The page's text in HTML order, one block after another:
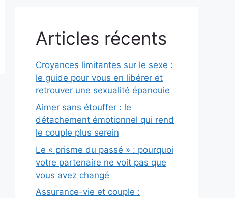
Articles récents
Croyances limitantes sur le sexe :
le guide pour vous en libérer et
retrouver une sexualité épanouie
Aimer sans étouffer : le
détachement émotionnel qui rend
le couple plus serein
Le « prisme du passé » : pourquoi
votre partenaire ne voit pas que
vous avez changé
Assurance-vie et couple :